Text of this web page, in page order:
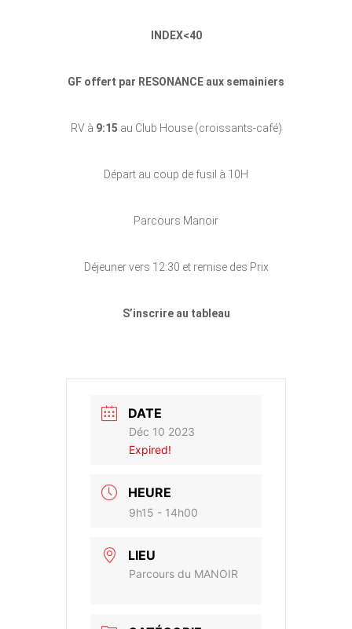
INDEX<40
GF offert par RESONANCE aux semainiers
RV à 9:15 au Club House (croissants-café)
Départ au coup de fusil à 10H
Parcours Manoir
Déjeuner vers 12:30 et remise des Prix
S’inscrire au tableau
DATE
Déc 10 2023
Expired!
HEURE
9h15 - 14h00
LIEU
Parcours du MANOIR